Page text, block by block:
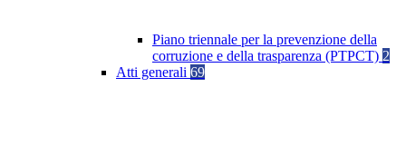
Piano triennale per la prevenzione della
corruzione e della trasparenza (PTPCT) 2
Atti generali 69